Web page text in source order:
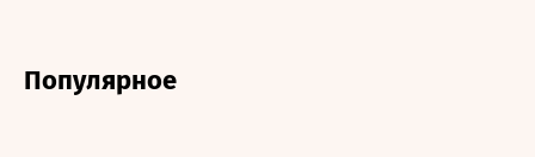
Популярное